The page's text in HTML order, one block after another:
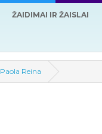
ŽAIDIMAI IR ŽAISLAI
Paola Reina